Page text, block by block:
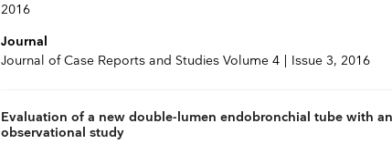
2016
Journal
Journal of Case Reports and Studies Volume 4 | Issue 3, 2016
Evaluation of a new double-lumen endobronchial tube with
observational study